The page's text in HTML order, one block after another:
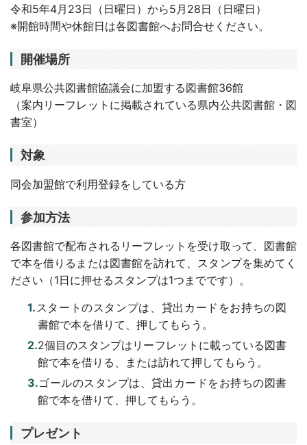
令和5年4月23日（日曜日）から5月28日（日曜日）
※開館時間や休館日は各図書館へお問合せください。
開催場所
岐阜県公共図書館協議会に加盟する図書館36館
（案内リーフレットに掲載されている県内公共図書館・図
書室）
対象
同会加盟館で利用登録をしている方
参加方法
各図書館で配布されるリーフレットを受け取って、図書館
で本を借りるまたは図書館を訪れて、スタンプを集めてく
ださい（1日に押せるスタンプは1つまでです）。
スタートのスタンプは、貸出カードをお持ちの図
書館で本を借りて、押してもらう。
2個目のスタンプはリーフレットに載っている図書
館で本を借りる、または訪れて押してもらう。
ゴールのスタンプは、貸出カードをお持ちの図書
館で本を借りて、押してもらう。
プレゼント